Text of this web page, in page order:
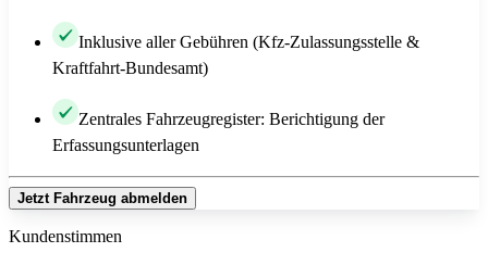
Inklusive aller Gebühren (Kfz-Zulassungsstelle &
Kraftfahrt-Bundesamt)
Zentrales Fahrzeugregister: Berichtigung der
Erfassungsunterlagen
Jetzt Fahrzeug abmelden
Kundenstimmen